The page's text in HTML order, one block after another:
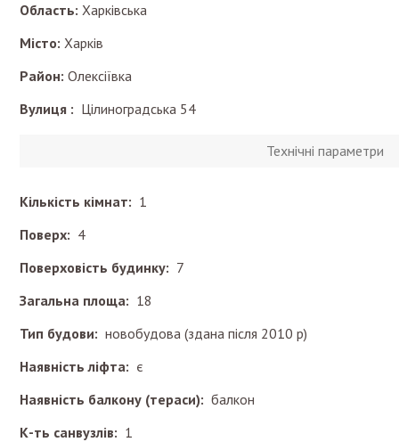
Область: Харківська
Місто: Харків
Район: Олексіївка
Вулиця : Цілиноградська 54
Технічні параметри
Кількість кімнат: 1
Поверх: 4
Поверховість будинку: 7
Загальна площа: 18
Тип будови: новобудова (здана після 2010 р)
Наявність ліфта: є
Наявність балкону (тераси): балкон
К-ть санвузлів: 1